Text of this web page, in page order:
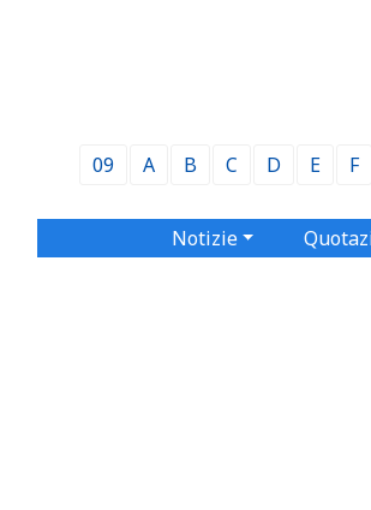
09 A B C D E F
Notizie